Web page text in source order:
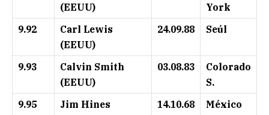
(EEUU)
York
9.92
Carl Lewis
(EEUU)
24.09.88 Seúl
9.93
Calvin Smith
(EEUU)
03.08.83
Colorado
S.
9.95
Jim Hines
14.10.68
México